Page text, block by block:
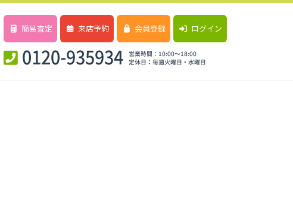
簡易査定 来店予約 会員登録 ログイン